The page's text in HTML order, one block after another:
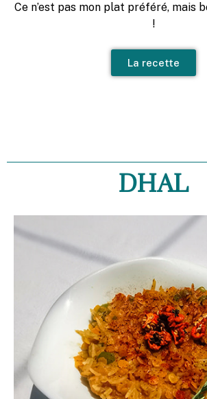
Ce n’est pas mon plat préféré, mais
!
La recette
DHAL